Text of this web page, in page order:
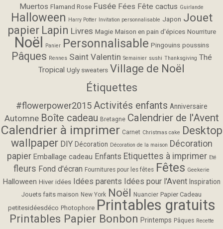
Muertos Flamand Rose Fusée Fées Fête cactus Guirlande
Halloween Harry Potter Invitation personnalisable Japon Jouet
papier Lapin Livres Magie Maison en pain d'épices Nourriture
Noël Panier Personnalisable Pingouins poussins
Pâques Rennes Saint Valentin Semainier sushi Thanksgiving Thé
Tropical Ugly sweaters Village de Noël
Étiquettes
#flowerpower2015 Activités enfants Anniversaire
Automne Boîte cadeau Bretagne Calendrier de l'Avent
Calendrier à imprimer Carnet Christmas cake Desktop
wallpaper DIY Décoration Décoration de la maison Décoration
papier Emballage cadeau Enfants Etiquettes à imprimer Eté
fleurs Fond d'écran Fournitures pour les fêtes Fêtes Geekerie
Halloween Hiver idées Idées parents Idées pour l'Avent Inspiration
Jouets faits maison New York Noël Nuancier Papier Cadeau
petitesidéesdéco Photophore Printables gratuits
Printables Papier Bonbon Printemps Pâques Recette